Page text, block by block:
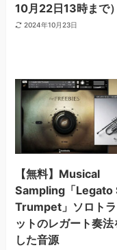
10月22日13時まで）
2024年10月23日
【無料】Musical
Sampling「Legato
Trumpet」ソロト
ットのレガート奏法
した音源